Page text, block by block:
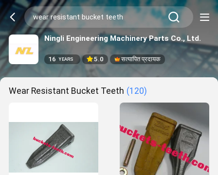
Ningli Engineering Machinery Parts Co., Ltd.
16 YEARS 5.0 सत्यापित प्रदायक
Wear Resistant Bucket Teeth (120)